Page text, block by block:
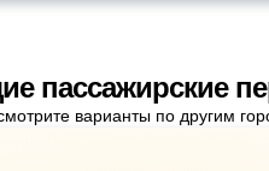
пассажирские
варианты по другим